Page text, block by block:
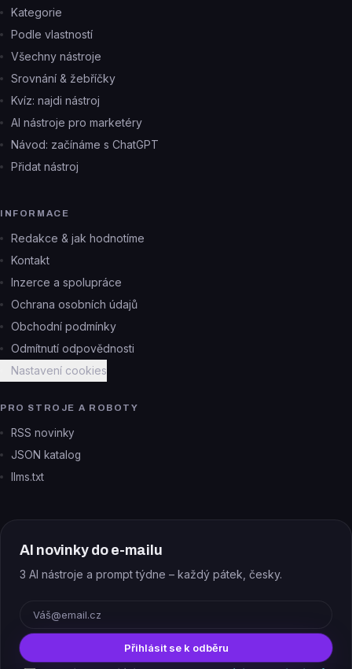
Kategorie
Podle vlastností
Všechny nástroje
Srovnání & žebříčky
Kvíz: najdi nástroj
AI nástroje pro marketéry
Návod: začínáme s ChatGPT
Přidat nástroj
INFORMACE
Redakce & jak hodnotíme
Kontakt
Inzerce a spolupráce
Ochrana osobních údajů
Obchodní podmínky
Odmítnutí odpovědnosti
Nastavení cookies
PRO STROJE A ROBOTY
RSS novinky
JSON katalog
llms.txt
AI novinky do e-mailu
3 AI nástroje a prompt týdne – každý pátek, česky.
Přihlásit se k odběru